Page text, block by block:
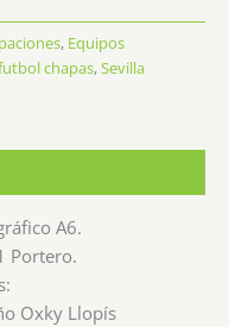
, Equipos
chapas,Sevilla
A6.
Portero.
Oxky Llopís